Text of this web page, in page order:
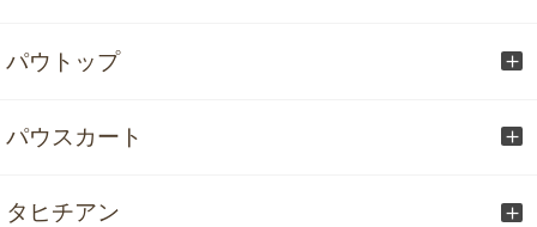
パウトップ
パウスカート
タヒチアン